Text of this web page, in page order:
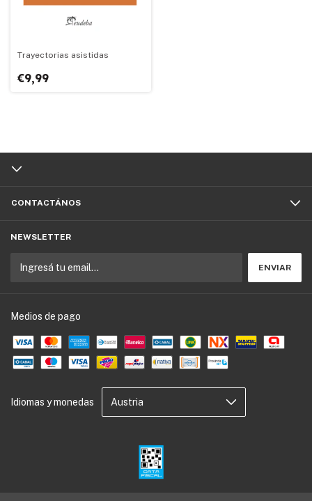
Trayectorias asistidas
€9,99
CONTACTÁNOS
NEWSLETTER
Medios de pago
Idiomas y monedas